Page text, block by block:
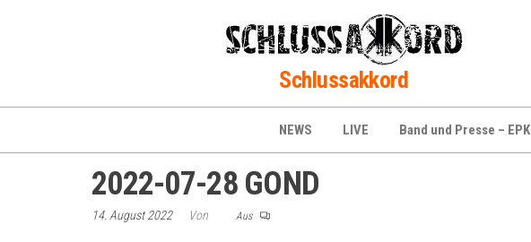
Schlussakkord
NEWS LIVE Band und Presse – EPK
2022-07-28 GOND
14. August 2022 Von Aus